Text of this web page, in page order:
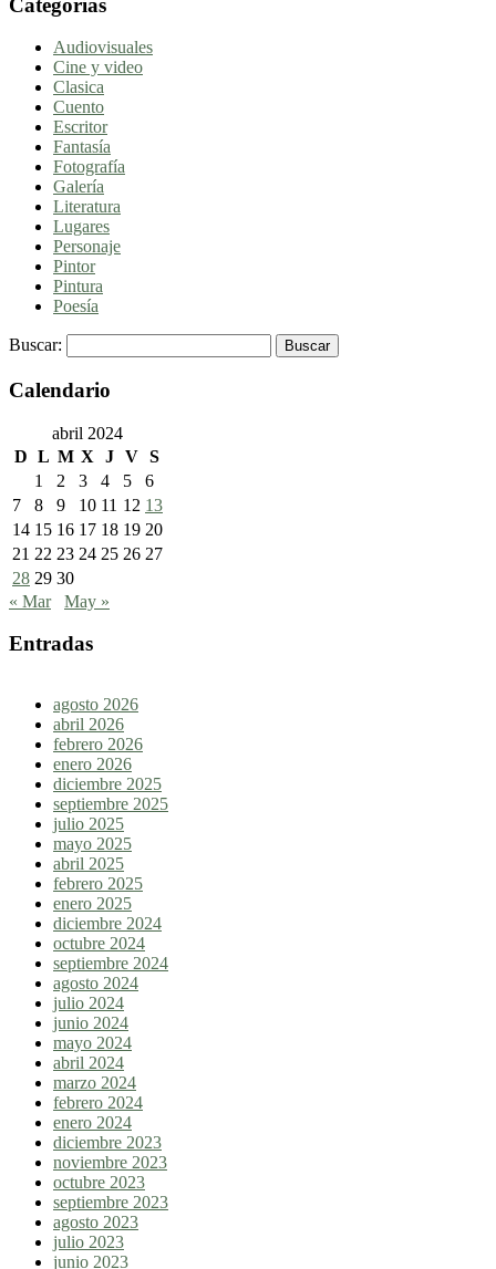
Audiovisuales
Cine y video
Clasica
Cuento
Escritor
Fantasía
Fotografía
Galería
Literatura
Lugares
Personaje
Pintor
Pintura
Poesía
Buscar:
Calendario
abril 2024
D L M X J V S
1
2 3 4 5
6
7
8 9 10 11 12 13
14 15 16 17 18 19 20
21 22 23 24 25 26 27
28 29 30
« Mar
May »
Entradas
agosto 2026
abril 2026
febrero 2026
enero 2026
diciembre 2025
septiembre 2025
julio 2025
mayo 2025
abril 2025
febrero 2025
enero 2025
diciembre 2024
octubre 2024
septiembre 2024
agosto 2024
julio 2024
junio 2024
mayo 2024
abril 2024
marzo 2024
febrero 2024
enero 2024
diciembre 2023
noviembre 2023
octubre 2023
septiembre 2023
agosto 2023
julio 2023
junio 2023